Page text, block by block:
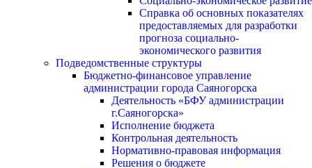
Справка об основных показателях
предоставляемых для разработки
прогноза социально-
экономического развития
Подведомственные структуры
Бюджетно-финансовое управление
администрации города Саяногорска
Деятельность «БФУ администрации
г.Саяногорска»
Исполнение бюджета
Контрольная деятельность
Нормативно-правовая информация
Решения о бюджете